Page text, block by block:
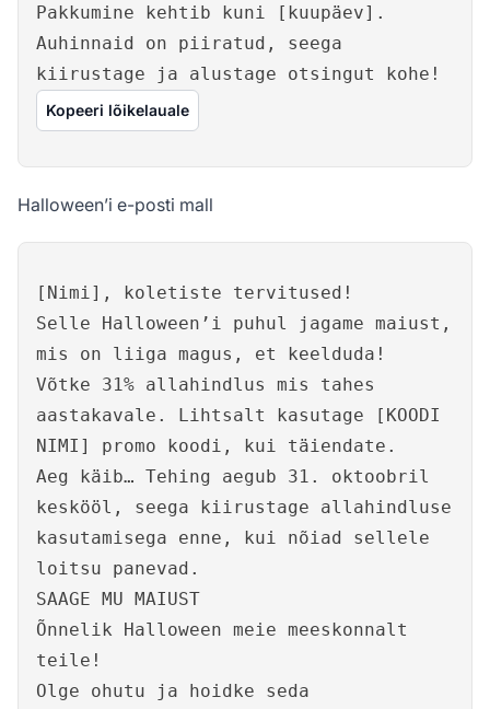
Pakkumine kehtib kuni [kuupäev].
Auhinnaid on piiratud, seega
kiirustage ja alustage otsingut kohe!
Kopeeri lõikelauale
Halloween’i e-posti mall
[Nimi], koletiste tervitused!
Selle Halloween’i puhul jagame maiust,
mis on liiga magus, et keelduda!
Võtke 31% allahindlus mis tahes
aastakavale. Lihtsalt kasutage [KOODI
NIMI] promo koodi, kui täiendate.
Aeg käib… Tehing aegub 31. oktoobril
keskööl, seega kiirustage allahindluse
kasutamisega enne, kui nõiad sellele
loitsu panevad.
SAAGE MU MAIUST
Õnnelik Halloween meie meeskonnalt
teile!
Olge ohutu ja hoidke seda